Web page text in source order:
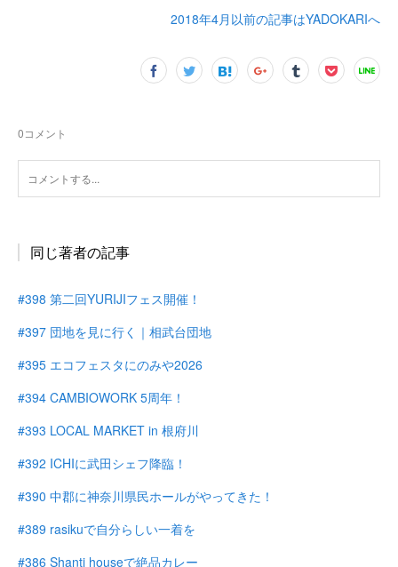
2018年4月以前の記事はYADOKARIへ
0コメント
同じ著者の記事
#398 第二回YURIJIフェス開催！
#397 団地を見に行く｜相武台団地
#395 エコフェスタにのみや2026
#394 CAMBIOWORK 5周年！
#393 LOCAL MARKET in 根府川
#392 ICHIに武田シェフ降臨！
#390 中郡に神奈川県民ホールがやってきた！
#389 rasikuで自分らしい一着を
#386 Shanti houseで絶品カレー